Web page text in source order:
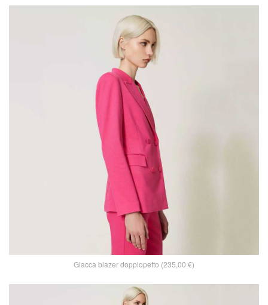
Giacca blazer doppiopetto (235,00 €)